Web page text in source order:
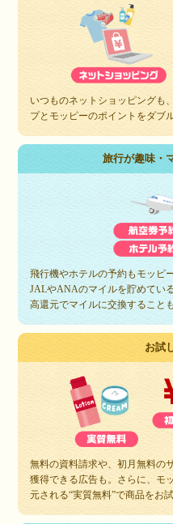
いつものネットショッピングも
プとモッピーのポイントをダブ
旅行が趣味・
飛行機やホテルの予約もモッピ
JALやANAのマイルを貯めてい
高還元でマイルに交換すること
お試
無料の資料請求や、初月無料の
獲得できる広告も。さらに、モ
元される“実質無料”で商品をお